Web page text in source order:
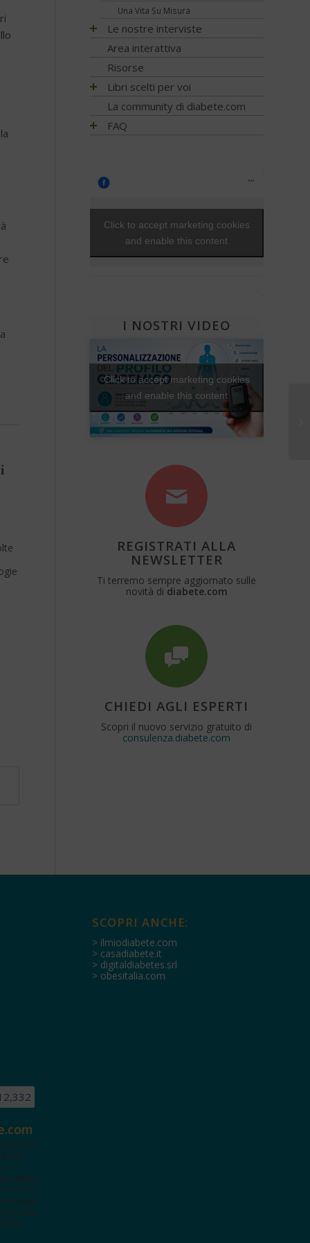
Una Vita Su Misura
Le nostre interviste
Progetti
Ricerca
Psicologia
Prevenzione e Terapia
Area interattiva
Risorse
Libri scelti per voi
Alimentazione
Attività fisica
La community di diabete.com
FAQ
Ipoglicemia
Diabete e donna
Gravidanza e diabete
Click to accept marketing cookies
and enable this content
I NOSTRI VIDEO
Click to accept marketing cookies
and enable this content
REGISTRATI ALLA
NEWSLETTER
Ti terremo sempre aggiornato sulle
novità di diabete.com
CHIEDI AGLI ESPERTI
Scopri il nuovo servizio gratuito di
consulenza.diabete.com
e
te con
alla
le
SCOPRI ANCHE:
> ilmiodiabete.com
> casadiabete.it
> digitaldiabetes.srl
> obesitalia.com